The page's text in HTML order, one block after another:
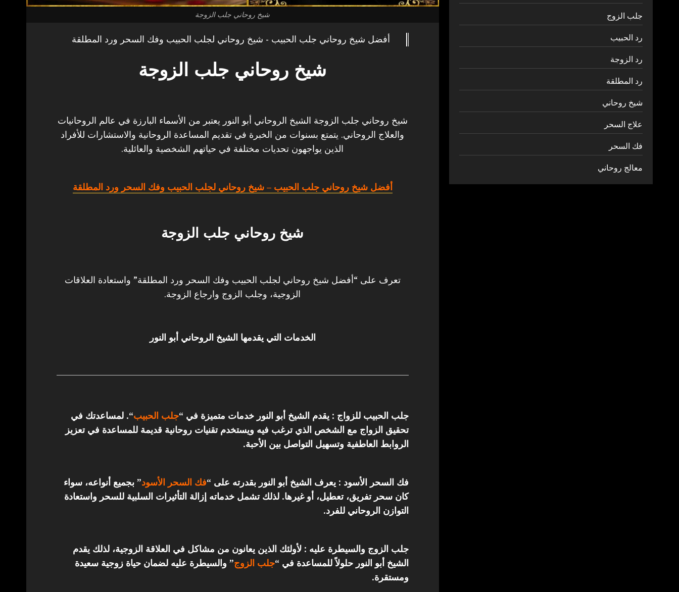
شيخ روحاني جلب الزوجة
أفضل شيخ روحاني جلب الحبيب - شيخ روحاني لجلب الحبيب وفك السحر ورد المطلقة
شيخ روحاني جلب الزوجة
شيخ روحاني جلب الزوجة الشيخ الروحاني أبو النور يعتبر من الأسماء البارزة في عالم الروحانيات
والعلاج الروحاني. يتمتع بسنوات من الخبرة في تقديم المساعدة الروحانية والاستشارات للأفراد
الذين يواجهون تحديات مختلفة في حياتهم الشخصية والعائلية.
أفضل شيخ روحاني جلب الحبيب – شيخ روحاني لجلب الحبيب وفك السحر ورد المطلقة
شيخ روحاني جلب الزوجة
تعرف على “أفضل شيخ روحاني لجلب الحبيب وفك السحر ورد المطلقة” واستعادة العلاقات
الزوجية، وجلب الزوج وارجاع الزوجة.
الخدمات التي يقدمها الشيخ الروحاني أبو النور
جلب الحبيب للزواج : يقدم الشيخ أبو النور خدمات متميزة في “جلب الحبيب“. لمساعدتك في
تحقيق الزواج مع الشخص الذي ترغب فيه ويستخدم تقنيات روحانية قديمة للمساعدة في تعزيز
الروابط العاطفية وتسهيل التواصل بين الأحبة.
فك السحر الأسود : يعرف الشيخ أبو النور بقدرته على “فك السحر الأسود” بجميع أنواعه، سواء
كان سحر تفريق، تعطيل، أو غيرها. لذلك تشمل خدماته إزالة التأثيرات السلبية للسحر واستعادة
التوازن الروحاني للفرد.
جلب الزوج والسيطرة عليه : لأولئك الذين يعانون من مشاكل في العلاقة الزوجية، لذلك يقدم
الشيخ أبو النور حلولاً للمساعدة في “جلب الزوج” والسيطرة عليه لضمان حياة زوجية سعيدة
ومستقرة.
جلب الزوج
رد الحبيب
رد الزوجة
رد المطلقة
شيخ روحاني
علاج السحر
فك السحر
معالج روحاني